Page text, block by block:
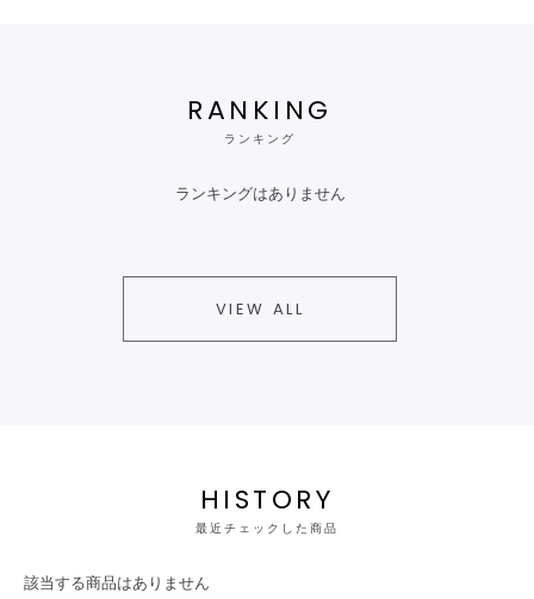
RANKING
ランキング
ランキングはありません
VIEW ALL
HISTORY
最近チェックした商品
該当する商品はありません